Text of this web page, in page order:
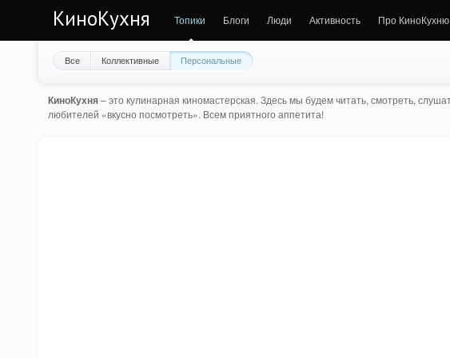
КиноКухня Топики Блоги Люди Активность Про КиноКухню
Все Коллективные Персональные
КиноКухня– это кулинарная киномастерская. Здесь мы будем читать, смотреть,
любителей «вкусно посмотреть». Всем приятного аппетита!